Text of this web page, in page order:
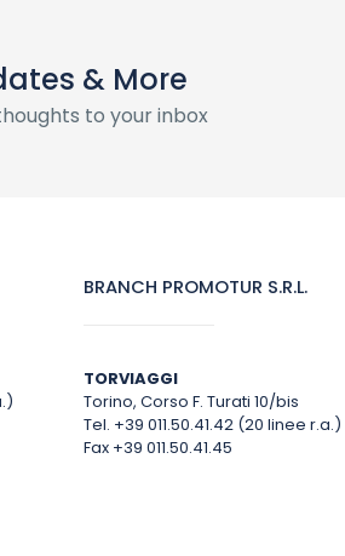
& More
to your inbox
BRANCH PROMOTUR S.R.L.
TORVIAGGI
Torino, Corso F. Turati 10/bis
Tel. +39 011.50.41.42 (20 linee r.a.)
Fax +39 011.50.41.45